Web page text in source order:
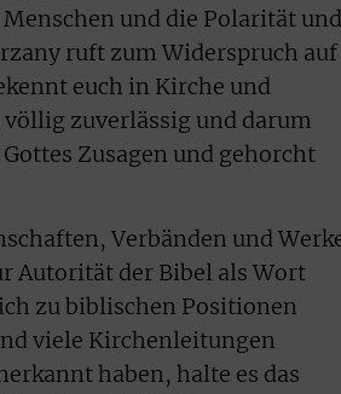
und die Polarität und
ruft zum Widerspruch auf
euch in Kirche und
völlig zuverlässig und darum
Zusagen und gehorcht
Verbänden und
Autorität der Bibel als Wort
zu biblischen Positionen
viele Kirchenleitungen
haben, halte es das